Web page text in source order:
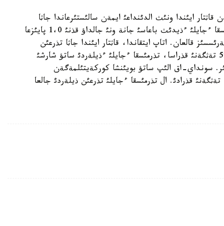
ايئندا ونئث الدئنداعئ ايمةن سالئستئرعاندا جاثا
تذرعئن ءذيدئث باعاسئ 0،6 پايئزعا ارتقان. ال تذرمئسقا ءجايلئ ءذيدئث باعاسئ جانة ونئ جالداؤ قذنئ 1،0 پايئزعا
قالعان. اتاپ ايتقاندا، قاثتار ايئندا جاثا تذرعئن
ءذيدئ ساتؤ باعاسئ ءبئر شارشئ مةترئنة 138 مئث 594 تةثگةنئ قذراسا، تذرمئسقا ءجايلئ ءذيلةردئ ساتؤ شارشئ
بايقالئپ وتئر. سونداي-اق الئپ ساتؤ بويئنشا كوركةيتئلمةگةن
ساناتتاعئ تذرعئن ءذيدئث شارشئ مةترئ 59 مئث 143 تةثگةنئ قذرادئ. ال تذرمئسقا ءجايلئ تذرعئن ذيلةردئ جالعا